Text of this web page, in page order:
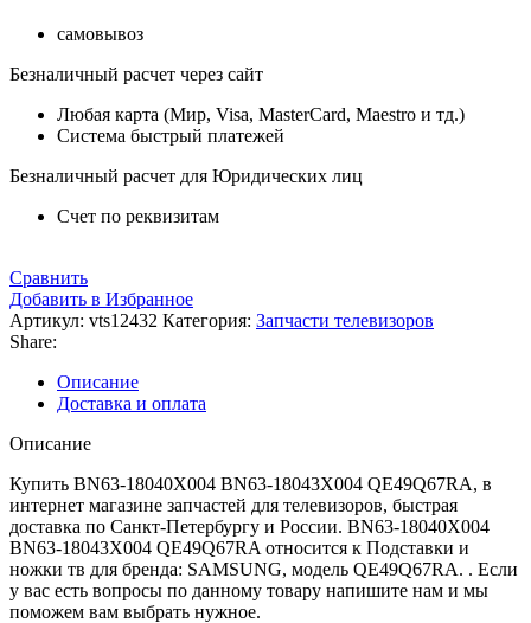
самовывоз
Безналичный расчет через сайт
Любая карта (Мир, Visa, MasterCard, Maestro и тд.)
Система быстрый платежей
Безналичный расчет для Юридических лиц
Счет по реквизитам
Сравнить
Добавить в Избранное
Артикул: vts12432 Категория: Запчасти телевизоров
Share:
Описание
Доставка и оплата
Описание
Купить BN63-18040X004 BN63-18043X004 QE49Q67RA, в
интернет магазине запчастей для телевизоров, быстрая
доставка по Санкт-Петербургу и России. BN63-18040X004
BN63-18043X004 QE49Q67RA относится к Подставки и
ножки тв для бренда: SAMSUNG, модель QE49Q67RA. . Если
у вас есть вопросы по данному товару напишите нам и мы
поможем вам выбрать нужное.